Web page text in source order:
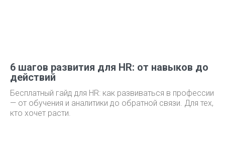
6 шагов развития для HR: от навыков до
действий
Бесплатный гайд для HR: как развиваться в профессии
— от обучения и аналитики до обратной связи. Для тех,
кто хочет расти.